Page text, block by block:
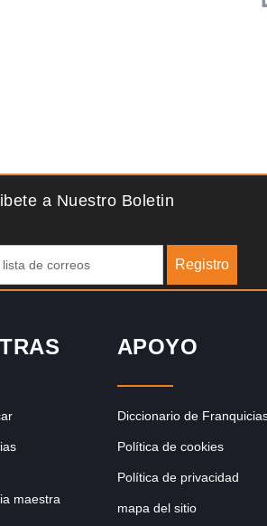
a Nuestro Boletin
Registro
maestra
APOYO
Diccionario de
Política de cookies
Política de privacidad
mapa del sitio